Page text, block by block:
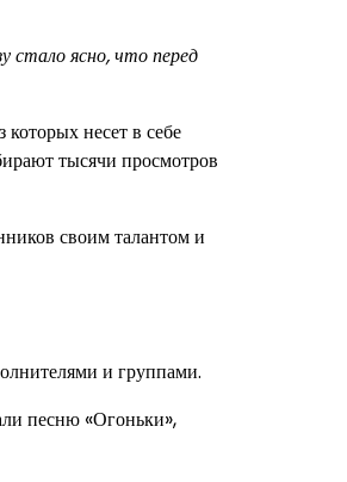
стало ясно, что перед
несет в себе
тысячи просмотров
своим талантом и
и группами.
песню «Огоньки»,